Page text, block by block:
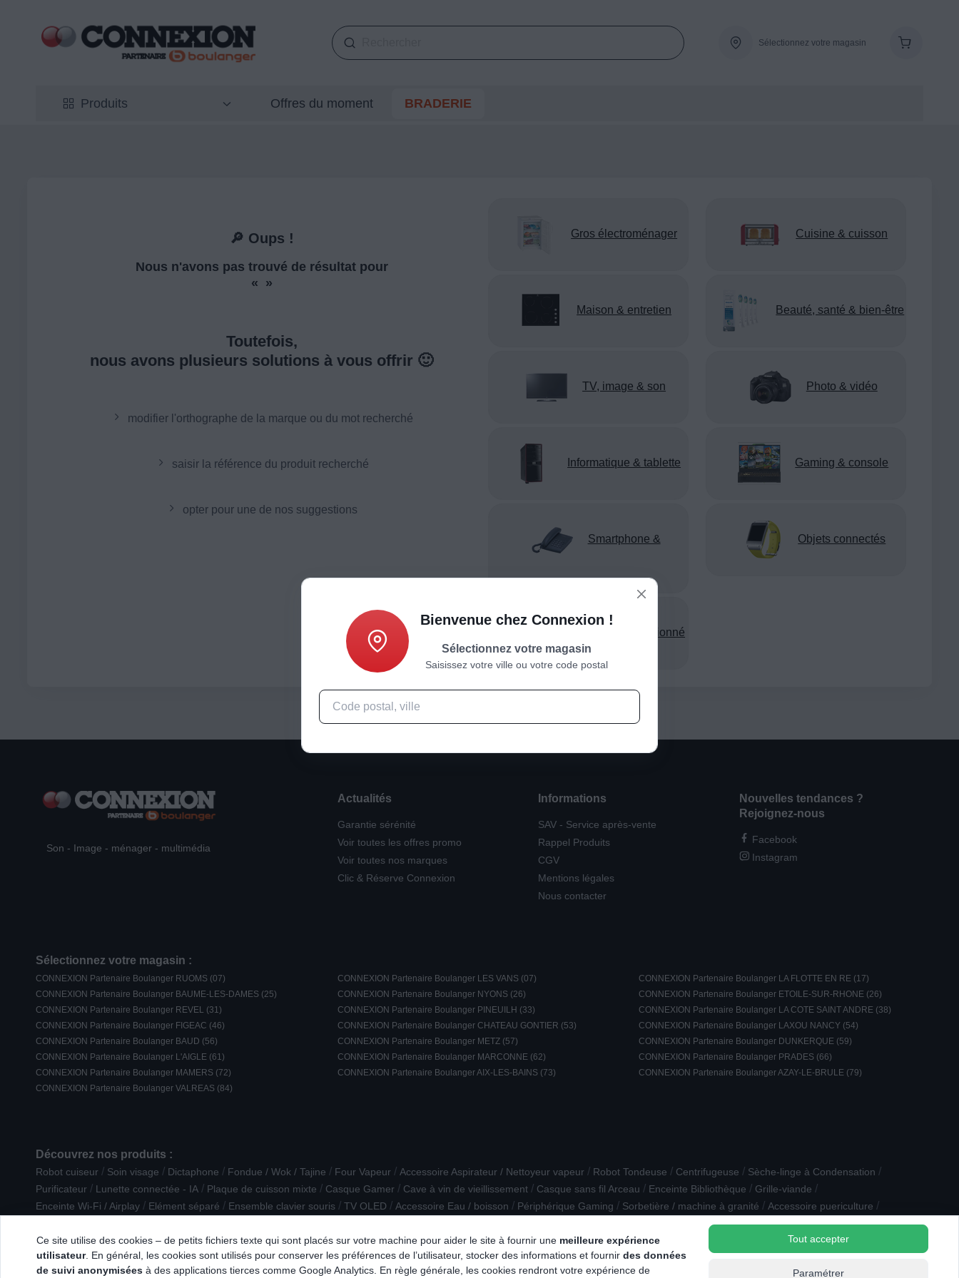
Sélectionnez votre magasin
Produits Offres du moment BRADERIE
🔎 Oups !
Nous n'avons pas trouvé de résultat pour
« »
Toutefois,
nous avons plusieurs solutions à vous offrir 🙂
modifier l'orthographe de la marque ou du mot recherché
saisir la référence du produit recherché
opter pour une de nos suggestions
Gros électroménager Cuisine & cuisson
Maison & entretien Beauté, santé & bien-être
TV, image & son Photo & vidéo
Informatique & tablette Gaming & console
Smartphone & Objets connectés
Appareil reconditionné
Ce site utilise des cookies – de petits fichiers texte qui sont placés sur votre machine pour aider le site à fournir une meilleure expérience
utilisateur. En général, les cookies sont utilisés pour conserver les préférences de l’utilisateur, stocker des informations et fournir des données
de suivi anonymiséesà des applications tierces comme Google Analytics. En règle générale, les cookies rendront votre expérience de
Tout accepter
Paramétrer
Son - Image - ménager - multimédia
Actualités
Garantie sérénité
Voir toutes les offres promo
Voir toutes nos marques
Clic & Réserve Connexion
Informations
SAV - Service après-vente
Rappel Produits
CGV
Mentions légales
Nous contacter
Nouvelles tendances ?
Rejoignez-nous
Facebook
Instagram
Sélectionnez votre magasin :
CONNEXION Partenaire Boulanger RUOMS (07) CONNEXION Partenaire Boulanger LES VANS (07)
CONNEXION Partenaire Boulanger LA FLOTTE EN RE (17)
CONNEXION Partenaire Boulanger BAUME-LES-DAMES (25)
CONNEXION Partenaire Boulanger NYONS (26)
CONNEXION Partenaire Boulanger ETOILE-SUR-RHONE (26)
CONNEXION Partenaire Boulanger REVEL (31)
CONNEXION Partenaire Boulanger PINEUILH (33)
CONNEXION Partenaire Boulanger LA COTE SAINT ANDRE (38)
CONNEXION Partenaire Boulanger FIGEAC (46)
CONNEXION Partenaire Boulanger CHATEAU GONTIER (53)
CONNEXION Partenaire Boulanger LAXOU NANCY (54)
CONNEXION Partenaire Boulanger BAUD (56)
CONNEXION Partenaire Boulanger METZ (57)
CONNEXION Partenaire Boulanger DUNKERQUE (59)
CONNEXION Partenaire Boulanger L'AIGLE (61)
CONNEXION Partenaire Boulanger MARCONNE (62)
CONNEXION Partenaire Boulanger PRADES (66)
CONNEXION Partenaire Boulanger MAMERS (72)
CONNEXION Partenaire Boulanger AIX-LES-BAINS (73)
CONNEXION Partenaire Boulanger AZAY-LE-BRULE (79)
CONNEXION Partenaire Boulanger VALREAS (84)
Découvrez nos produits :
Robot cuiseur / Soin visage / Dictaphone / Fondue / Wok / Tajine / Four Vapeur / Accessoire Aspirateur / Nettoyeur vapeur / Robot Tondeuse / Centrifugeuse / Sèche-linge à Condensation /
Purificateur / Lunette connectée - IA / Plaque de cuisson mixte / Casque Gamer / Cave à vin de vieillissement / Casque sans fil Arceau / Enceinte Bibliothèque / Grille-viande /
Enceinte Wi-Fi / Airplay / Elément séparé / Ensemble clavier souris / TV OLED / Accessoire Eau / boisson / Périphérique Gaming / Sorbetière / machine à granité / Accessoire puericulture /
Bienvenue chez Connexion !
Sélectionnez votre magasin
Saisissez votre ville ou votre code postal